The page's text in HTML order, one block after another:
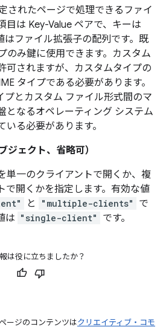
されたページで処理できるファイ
目は Key-Value ペアで、キーは
はファイル拡張子の配列です。既
のみ鍵に使用できます。カスタム
可されますが、カスタムタイプの
タイプである必要があります。
プとカスタム ファイル形式間のマ
となるオペレーティング システム
いる必要があります。
ジェクト、省略可）
単一のクライアントで開くか、複
で開くかを指定します。有効な値
と "multiple-clients"
で
は "single-client" です。
は役に立ちましたか？
ージのコンテンツはクリエイティブ・コモ